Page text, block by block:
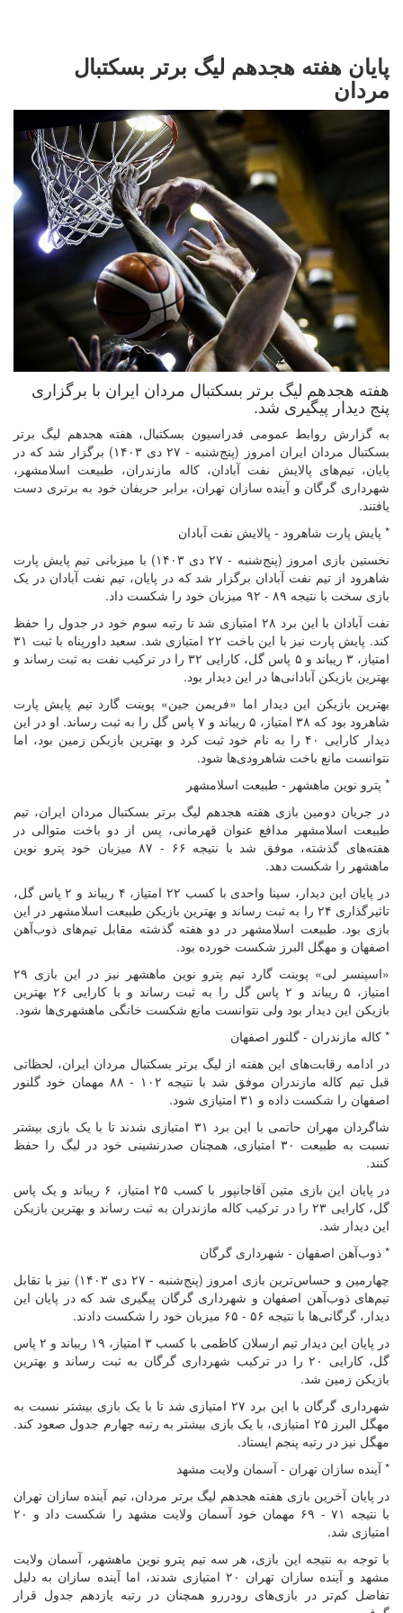
پایان هفته هجدهم لیگ برتر بسکتبال
مردان
هفته هجدهم لیگ برتر بسکتبال مردان ایران با برگزاری
پنج دیدار پیگیری شد.
به گزارش روابط عمومی فدراسیون بسکتبال، هفته هجدهم لیگ برتر
بسکتبال مردان ایران امروز (پنج‌شنبه - ۲۷ دی ۱۴۰۳) برگزار شد که در
پایان، تیم‌های پالایش نفت آبادان، کاله مازندران، طبیعت اسلامشهر،
شهرداری گرگان و آینده سازان تهران، برابر حریفان خود به برتری دست
یافتند.
* پایش پارت شاهرود - پالایش نفت آبادان
نخستین بازی امروز (پنج‌شنبه - ۲۷ دی ۱۴۰۳) با میزبانی تیم پایش پارت
شاهرود از تیم نفت آبادان برگزار شد که در پایان، تیم نفت آبادان در یک
بازی سخت با نتیجه ۸۹ - ۹۲ میزبان خود را شکست داد.
نفت آبادان با این برد ۲۸ امتیازی شد تا رتبه سوم خود در جدول را حفظ
کند. پایش پارت نیز با این باخت ۲۲ امتیازی شد. سعید داورپناه با ثبت ۳۱
امتیاز، ۳ ریباند و ۵ پاس گل، کارایی ۳۲ را در ترکیب نفت به ثبت رساند و
بهترین بازیکن آبادانی‌ها در این دیدار بود.
بهترین بازیکن این دیدار اما «فریمن جین» پوینت گارد تیم پایش پارت
شاهرود بود که ۳۸ امتیاز، ۵ ریباند و ۷ پاس گل را به ثبت رساند. او در این
دیدار کارایی ۴۰ را به نام خود ثبت کرد و بهترین بازیکن زمین بود، اما
نتوانست مانع باخت شاهرودی‌ها شود.
* پترو نوین ماهشهر - طبیعت اسلامشهر
در جریان دومین بازی هفته هجدهم لیگ برتر بسکتبال مردان ایران، تیم
طبیعت اسلامشهر مدافع عنوان قهرمانی، پس از دو باخت متوالی در
هفته‌های گذشته، موفق شد با نتیجه ۶۶ - ۸۷ میزبان خود پترو نوین
ماهشهر را شکست دهد.
در پایان این دیدار، سینا واحدی با کسب ۲۲ امتیاز، ۴ ریباند و ۲ پاس گل،
تاثیرگذاری ۲۴ را به ثبت رساند و بهترین بازیکن طبیعت اسلامشهر در این
بازی بود. طبیعت اسلامشهر در دو هفته گذشته مقابل تیم‌های ذوب‌آهن
اصفهان و مهگل البرز شکست خورده بود.
«اسپنسر لی» پوینت گارد تیم پترو نوین ماهشهر نیز در این بازی ۲۹
امتیاز، ۵ ریباند و ۲ پاس گل را به ثبت رساند و با کارایی ۲۶ بهترین
بازیکن این دیدار بود ولی نتوانست مانع شکست خانگی ماهشهری‌ها شود.
* کاله مازندران - گلنور اصفهان
در ادامه رقابت‌های این هفته از لیگ برتر بسکتبال مردان ایران، لحظاتی
قبل تیم کاله مازندران موفق شد با نتیجه ۱۰۲ - ۸۸ مهمان خود گلنور
اصفهان را شکست داده و ۳۱ امتیازی شود.
شاگردان مهران حاتمی با این برد ۳۱ امتیازی شدند تا با یک بازی بیشتر
نسبت به طبیعت ۳۰ امتیازی، همچنان صدرنشینی خود در لیگ را حفظ
کنند.
در پایان این بازی متین آقاجانپور با کسب ۲۵ امتیاز، ۶ ریباند و یک پاس
گل، کارایی ۲۳ را در ترکیب کاله مازندران به ثبت رساند و بهترین بازیکن
این دیدار شد.
* ذوب‌آهن اصفهان - شهرداری گرگان
چهارمین و حساس‌ترین بازی امروز (پنج‌شنبه - ۲۷ دی ۱۴۰۳) نیز با تقابل
تیم‌های ذوب‌آهن اصفهان و شهرداری گرگان پیگیری شد که در پایان این
دیدار، گرگانی‌ها با نتیجه ۵۶ - ۶۵ میزبان خود را شکست دادند.
در پایان این دیدار تیم ارسلان کاظمی با کسب ۳ امتیاز، ۱۹ ریباند و ۲ پاس
گل، کارایی ۲۰ را در ترکیب شهرداری گرگان به ثبت رساند و بهترین
بازیکن زمین شد.
شهرداری گرگان با این برد ۲۷ امتیازی شد تا با یک بازی بیشتر نسبت به
مهگل البرز ۲۵ امتیازی، با یک بازی بیشتر به رتبه چهارم جدول صعود کند.
مهگل نیز در رتبه پنجم ایستاد.
* آینده سازان تهران - آسمان ولایت مشهد
در پایان آخرین بازی هفته هجدهم لیگ برتر مردان، تیم آینده سازان تهران
با نتیجه ۷۱ - ۶۹ مهمان خود آسمان ولایت مشهد را شکست داد و ۲۰
امتیازی شد.
با توجه به نتیجه این بازی، هر سه تیم پترو نوین ماهشهر، آسمان ولایت
مشهد و آینده سازان تهران ۲۰ امتیازی شدند، اما آینده سازان به دلیل
تفاضل کم‌تر در بازی‌های رودررو همچنان در رتبه یازدهم جدول قرار